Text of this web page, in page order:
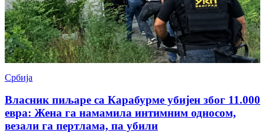
Србија
Власник пиљаре са Карабурме убијен због 11.000
евра: Жена га намамила интимним односом,
везали га пертлама, па убили